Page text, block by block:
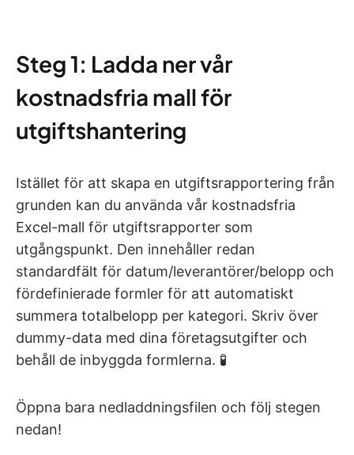
Steg 1: Ladda ner vår
kostnadsfria mall för
utgiftshantering
Istället för att skapa en utgiftsrapportering från
grunden kan du använda vår kostnadsfria
Excel-mall för utgiftsrapporter som
utgångspunkt. Den innehåller redan
standardfält för datum/leverantörer/belopp och
fördefinierade formler för att automatiskt
summera totalbelopp per kategori. Skriv över
dummy-data med dina företagsutgifter och
behåll de inbyggda formlerna. 🧪
Öppna bara nedladdningsfilen och följ stegen
nedan!